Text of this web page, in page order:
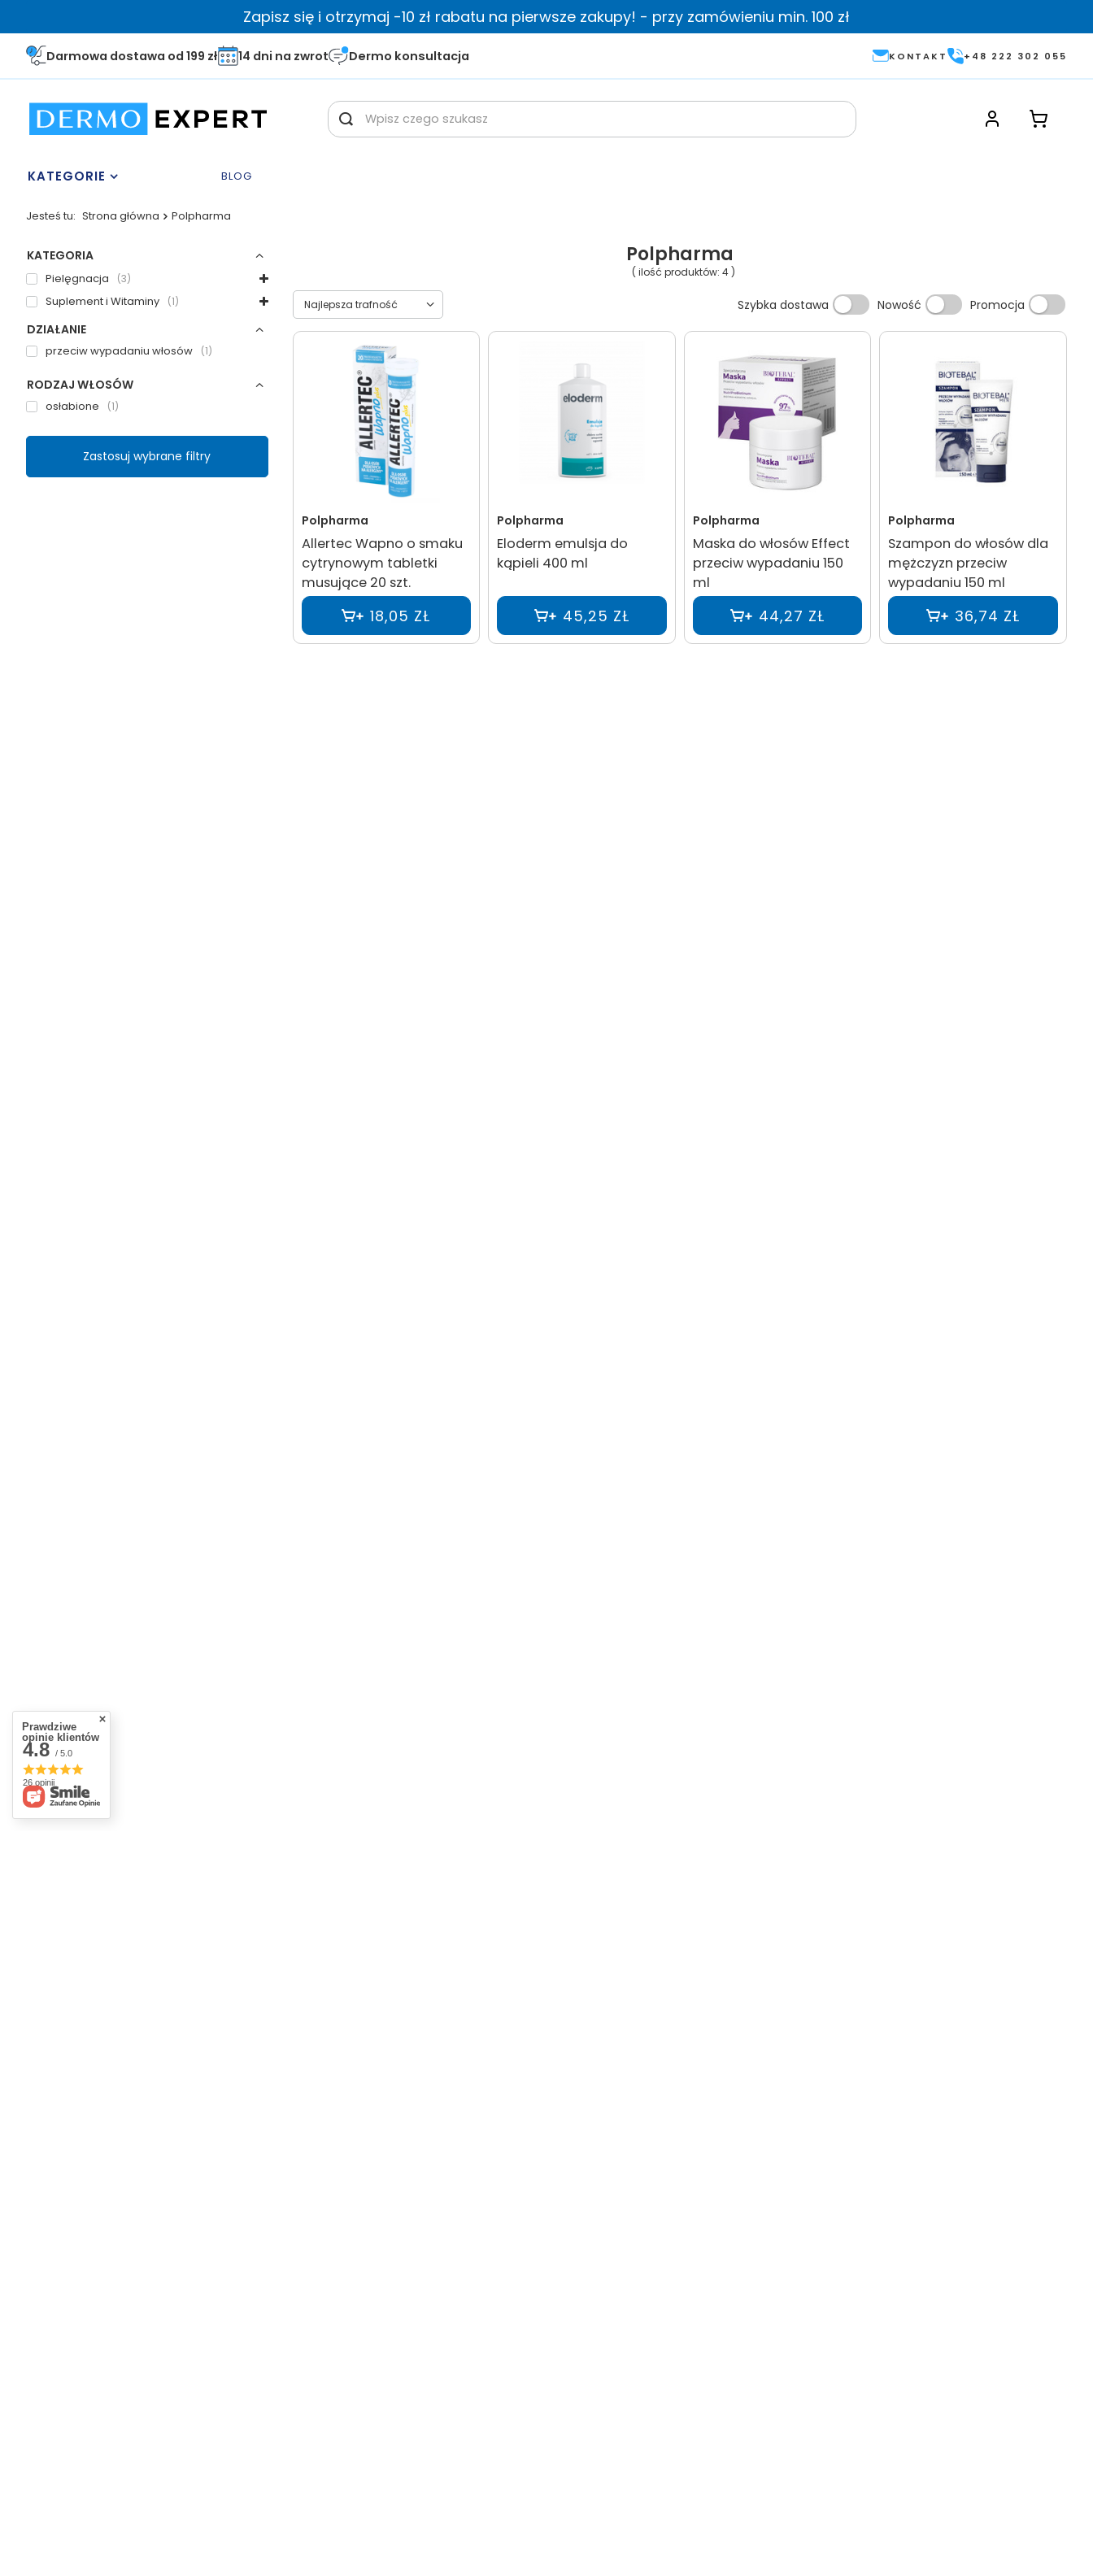
Zapisz się i otrzymaj -10 zł rabatu na pierwsze zakupy! - przy zamówieniu min. 100 zł
Darmowa dostawa od 199 zł 14 dni na zwrot Dermo konsultacja KONTAKT +48 222 302 055
KATEGORIE BLOG
Jesteś tu: Strona główna Polpharma
KATEGORIA
Pielęgnacja 3
Suplement i Witaminy 1
DZIAŁANIE
przeciw wypadaniu włosów 1
RODZAJ WŁOSÓW
osłabione 1
Zastosuj wybrane filtry
Polpharma
( ilość produktów:4 )
Wybierz sortowanie
Najlepsza trafność Szybka dostawa Nowość Promocja
Polpharma
Allertec Wapno o smaku
cytrynowym tabletki
musujące 20 szt.
18,05 ZŁ
Polpharma
Eloderm emulsja do
kąpieli 400 ml
45,25 ZŁ
Polpharma
Maska do włosów Effect
przeciw wypadaniu 150
ml
44,27 ZŁ
Polpharma
Szampon do włosów dla
mężczyzn przeciw
wypadaniu 150 ml
36,74 ZŁ
Prawdziwe
opinie klientów
4.8 / 5.0
26 opinii